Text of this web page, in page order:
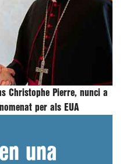
Christophe Pierre, nunci a
per als EUA
una